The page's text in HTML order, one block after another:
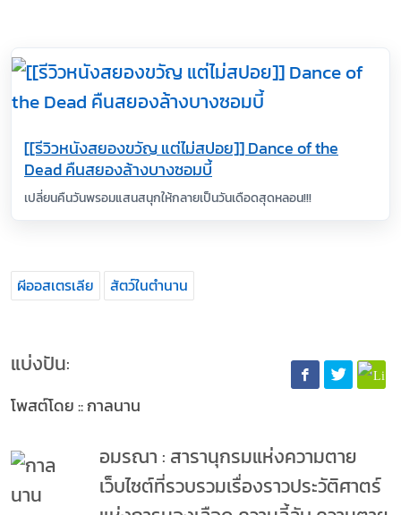
[[รีวิวหนังสยองขวัญ แต่ไม่สปอย]] Dance of the
Dead คืนสยองล้างบางซอมบี้
เปลี่ยนคืนวันพรอมแสนสนุกให้กลายเป็นวันเดือดสุดหลอน!!!
ผีออสเตรเลีย สัตว์ในตำนาน
แบ่งปัน:
โพสต์โดย :: กาลนาน
อมรณา : สารานุกรมแห่งความตาย
เว็บไซต์ที่รวบรวมเรื่องราวประวัติศาตร์